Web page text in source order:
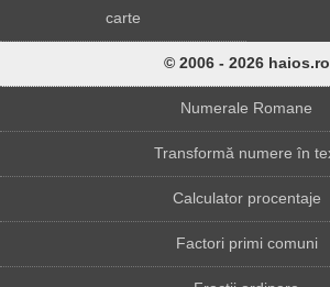
carte
© 2006 - 2026 haios.ro
Numerale Romane
Transformă numere în
Calculator procentaje
Factori primi comuni